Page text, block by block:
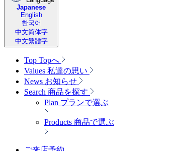
Japanese
English
한국어
中文简体字
中文繁體字
Top Topへ
Values 私達の思い
News お知らせ
Search 商品を探す
Plan プランで選ぶ
Products 商品で選ぶ